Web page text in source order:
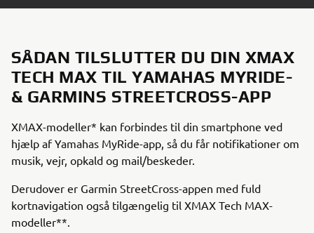
SÅDAN TILSLUTTER DU DIN XMAX
TECH MAX TIL YAMAHAS MYRIDE-
& GARMINS STREETCROSS-APP
XMAX-modeller* kan forbindes til din smartphone ved
hjælp af Yamahas MyRide-app, så du får notifikationer om
musik, vejr, opkald og mail/beskeder.
Derudover er Garmin StreetCross-appen med fuld
kortnavigation også tilgængelig til XMAX Tech MAX-
modeller**.